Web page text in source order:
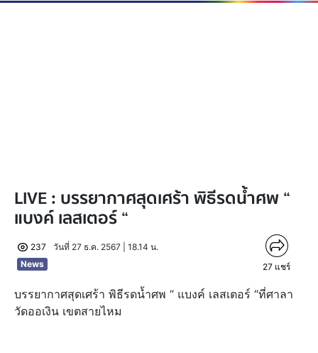
LIVE : บรรยากาศสุดเศร้า พิธีรดน้ำศพ “
แบงค์ เลสเตอร์ “
237
วันที่ 27 ธ.ค. 2567 | 18.14 น.
News
27 แชร์
บรรยากาศสุดเศร้า พิธีรดน้ำศพ “ แบงค์ เลสเตอร์ “ที่ศาลา
วัดออเงิน เขตสายไหม